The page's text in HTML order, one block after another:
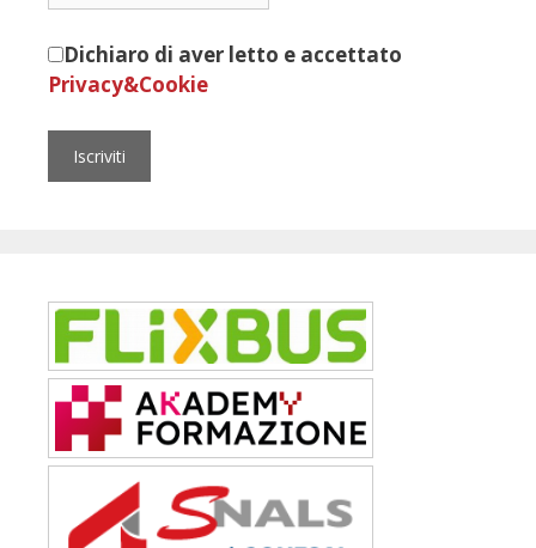
Dichiaro di aver letto e accettato
Privacy&Cookie